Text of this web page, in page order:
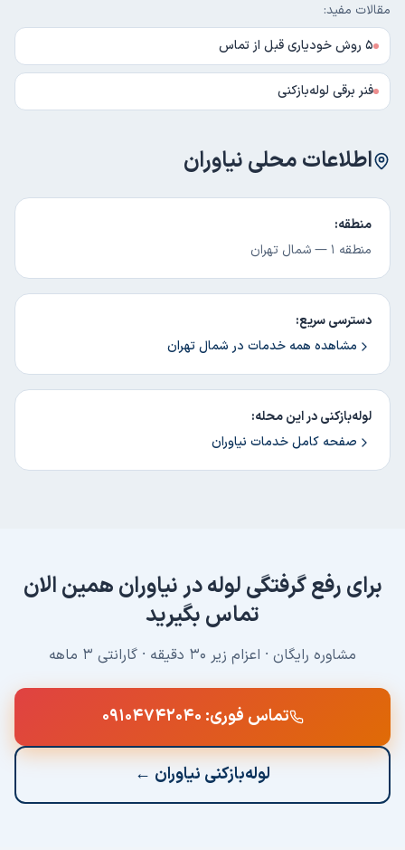
مقالات مفید:
۵ روش خودیاری قبل از تماس
فنر برقی لوله‌بازکنی
اطلاعات محلینیاوران
منطقه:
منطقه ۱
—شمال تهران
دسترسی سریع:
مشاهده همه خدمات در شمال تهران
لوله‌بازکنی در این محله:
صفحه کامل خدمات نیاوران
برایرفع گرفتگی لولهدرنیاورانهمین الان
تماس بگیرید
مشاوره رایگان · اعزام زیر ۳۰ دقیقه · گارانتی ۳ ماهه
تماس فوری: ۰۹۱۰۴۷۴۲۰۴۰
لوله‌بازکنی نیاوران ←